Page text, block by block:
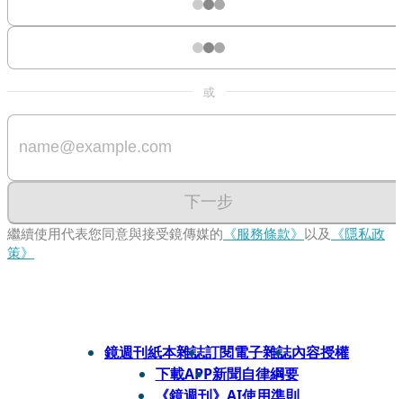
或
下一步
繼續使用代表您同意與接受鏡傳媒的 《服務條款》 以及 《隱私政
策》
鏡週刊紙本雜誌訂閱電子雜誌內容授權
下載APP新聞自律綱要